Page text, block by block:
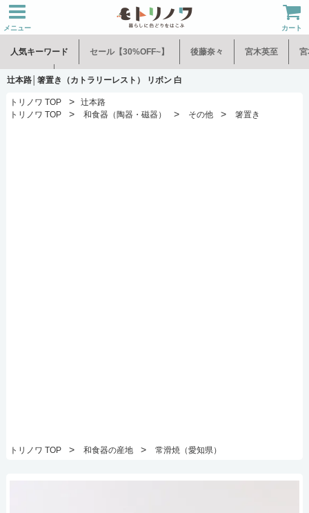
メニュー カート
人気キーワード セール【30%OFF~】 後藤奈々 宮木英至 宮
水谷和音 児玉修治
辻本路│箸置き（カトラリーレスト） リボン 白
トリノワ TOP >
辻本路
トリノワ TOP
> 和食器（陶器・磁器） > その他 > 箸置き
トリノワ TOP > 和食器の産地 > 常滑焼（愛知県）